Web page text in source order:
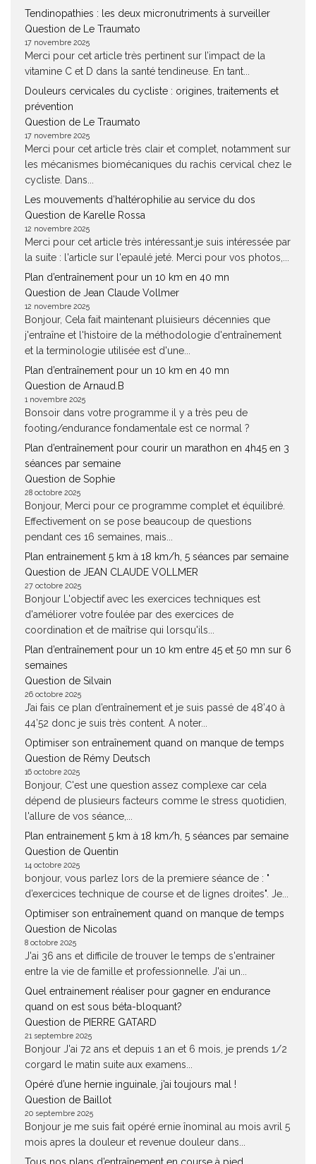
Tendinopathies : les deux micronutriments à surveiller
Question de Le Traumato
17 novembre 2025
Merci pour cet article très pertinent sur l’impact de la
vitamine C et D dans la santé tendineuse. En tant...
Douleurs cervicales du cycliste : origines, traitements et
prévention
Question de Le Traumato
17 novembre 2025
Merci pour cet article très clair et complet, notamment sur
les mécanismes biomécaniques du rachis cervical chez le
cycliste. Dans...
Les mouvements d’haltérophilie au service du dos
Question de Karelle Rossa
12 novembre 2025
Merci pour cet article très intéressant.je suis intéressée par
la suite : l'article sur l'epaulé jeté. Merci pour vos photos,...
Plan d’entraînement pour un 10 km en 40 mn
Question de Jean Claude Vollmer
12 novembre 2025
Bonjour, Cela fait maintenant pluisieurs décennies que
j'entraîne et l'histoire de la méthodologie d'entraînement
et la terminologie utilisée est d'une...
Plan d’entraînement pour un 10 km en 40 mn
Question de Arnaud.B
1 novembre 2025
Bonsoir dans votre programme il y a très peu de
footing/endurance fondamentale est ce normal ?
Plan d’entraînement pour courir un marathon en 4h45 en 3
séances par semaine
Question de Sophie
28 octobre 2025
Bonjour, Merci pour ce programme complet et équilibré.
Effectivement on se pose beaucoup de questions
pendant ces 16 semaines, mais...
Plan entrainement 5 km à 18 km/h, 5 séances par semaine
Question de JEAN CLAUDE VOLLMER
27 octobre 2025
Bonjour L'objectif avec les exercices techniques est
d'améliorer votre foulée par des exercices de
coordination et de maîtrise qui lorsqu'ils...
Plan d’entraînement pour un 10 km entre 45 et 50 mn sur 6
semaines
Question de Silvain
26 octobre 2025
J’ai fais ce plan d’entraînement et je suis passé de 48’40 à
44’52 donc je suis très content. A noter...
Optimiser son entraînement quand on manque de temps
Question de Rémy Deutsch
16 octobre 2025
Bonjour, C'est une question assez complexe car cela
dépend de plusieurs facteurs comme le stress quotidien,
l'allure de vos séance,...
Plan entrainement 5 km à 18 km/h, 5 séances par semaine
Question de Quentin
14 octobre 2025
bonjour, vous parlez lors de la premiere séance de : "
d’exercices technique de course et de lignes droites". Je...
Optimiser son entraînement quand on manque de temps
Question de Nicolas
8 octobre 2025
J'ai 36 ans et difficile de trouver le temps de s'entrainer
entre la vie de famille et professionnelle. J'ai un...
Quel entrainement réaliser pour gagner en endurance
quand on est sous béta-bloquant?
Question de PIERRE GATARD
21 septembre 2025
Bonjour J'ai 72 ans et depuis 1 an et 6 mois, je prends 1/2
corgard le matin suite aux examens...
Opéré d’une hernie inguinale, j’ai toujours mal !
Question de Baillot
20 septembre 2025
Bonjour je me suis fait opéré ernie înominal au mois avril 5
mois apres la douleur et revenue douleur dans...